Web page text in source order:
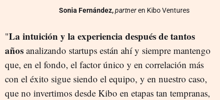
Sonia Fernández,partneren Kibo Ventures
"La intuición y la experiencia después de tantos
años analizando startups están ahí y siempre mantengo
que, en el fondo, el factor único y en correlación más
con el éxito sigue siendo el equipo, y en nuestro caso,
que no invertimos desde Kibo en etapas tan tempranas,